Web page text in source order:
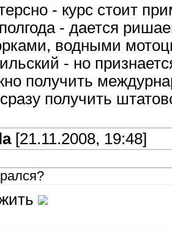
- курс стоит
- дается
водными
- но
получить
получить
[21.11.2008, 19:48]